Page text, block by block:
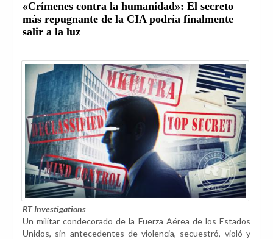
«Crímenes contra la humanidad»: El secreto
más repugnante de la CIA podría finalmente
salir a la luz
RT Investigations
Un militar condecorado de la Fuerza Aérea de los Estados
Unidos, sin antecedentes de violencia, secuestró, violó y